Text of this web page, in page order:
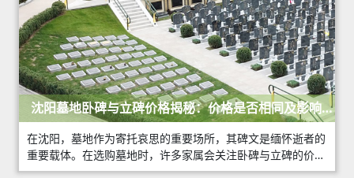
沈阳墓地卧碑与立碑价格揭秘：价格是否相同及影响因
素
在沈阳，墓地作为寄托哀思的重要场所，其碑文是缅怀逝者的
重要载体。在选购墓地时，许多家属会关注卧碑与立碑的价
格。那么，沈阳墓地卧碑与立碑的价格是否相同？它们之间有